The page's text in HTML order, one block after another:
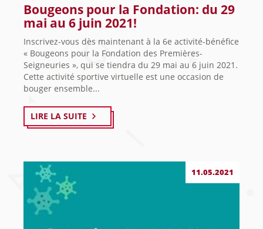
Bougeons pour la Fondation: du 29
mai au 6 juin 2021!
Inscrivez-vous dès maintenant à la 6e activité-bénéfice
« Bougeons pour la Fondation des Premières-
Seigneuries », qui se tiendra du 29 mai au 6 juin 2021.
Cette activité sportive virtuelle est une occasion de
bouger ensemble...
LIRE LA SUITE
11.05.2021